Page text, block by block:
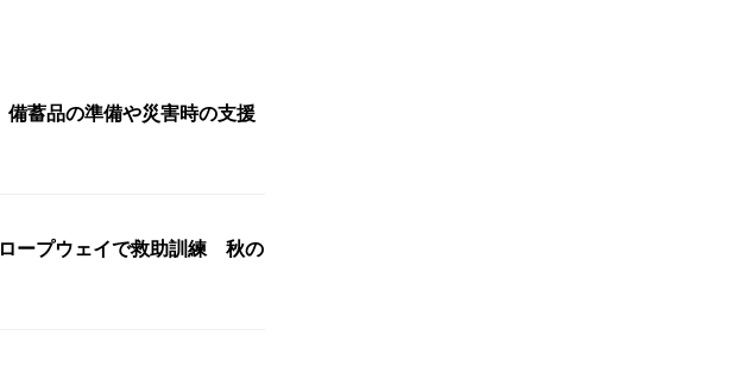
蓄品の準備や災害時の支援
ープウェイで救助訓練 秋の